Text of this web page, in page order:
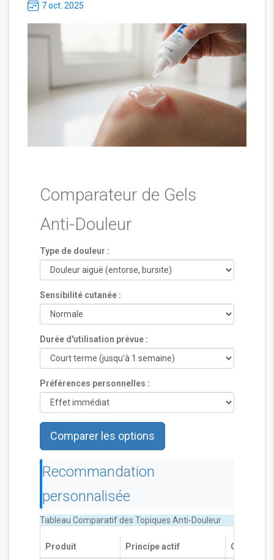
7 oct. 2025
Comparateur de Gels
Anti-Douleur
Type de douleur :
Sensibilité cutanée :
Durée d'utilisation prévue :
Préférences personnelles :
Comparer les options
Recommandation
personnalisée
Tableau Comparatif des Topiques Anti-Douleur
Produit Principe actif